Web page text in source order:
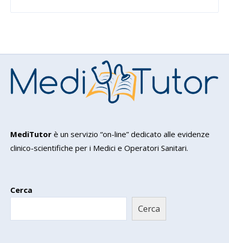
MediTutor è un servizio “on-line” dedicato alle evidenze
clinico-scientifiche per i Medici e Operatori Sanitari.
Cerca
Cerca